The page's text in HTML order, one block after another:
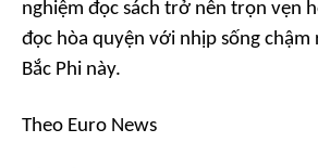
nghiệm đọc sách trở nên trọn vẹn
đọc hòa quyện với nhịp sống chậm
Bắc Phi này.
Theo Euro News